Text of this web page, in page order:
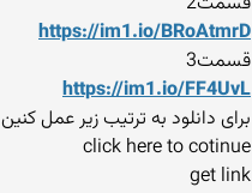
https://im1.io/BRoAtmrD
قسمت3
https://im1.io/FF4UvL
برای دانلود به ترتیب زیر عمل کنین
click here to cotinue
get link